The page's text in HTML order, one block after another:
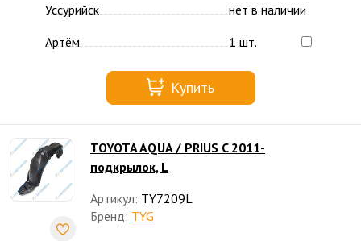
Уссурийск
нет в наличии
Артём
1 шт.
Купить
TOYOTA AQUA / PRIUS C 2011-
подкрылок, L
Артикул: TY7209L
Бренд: TYG